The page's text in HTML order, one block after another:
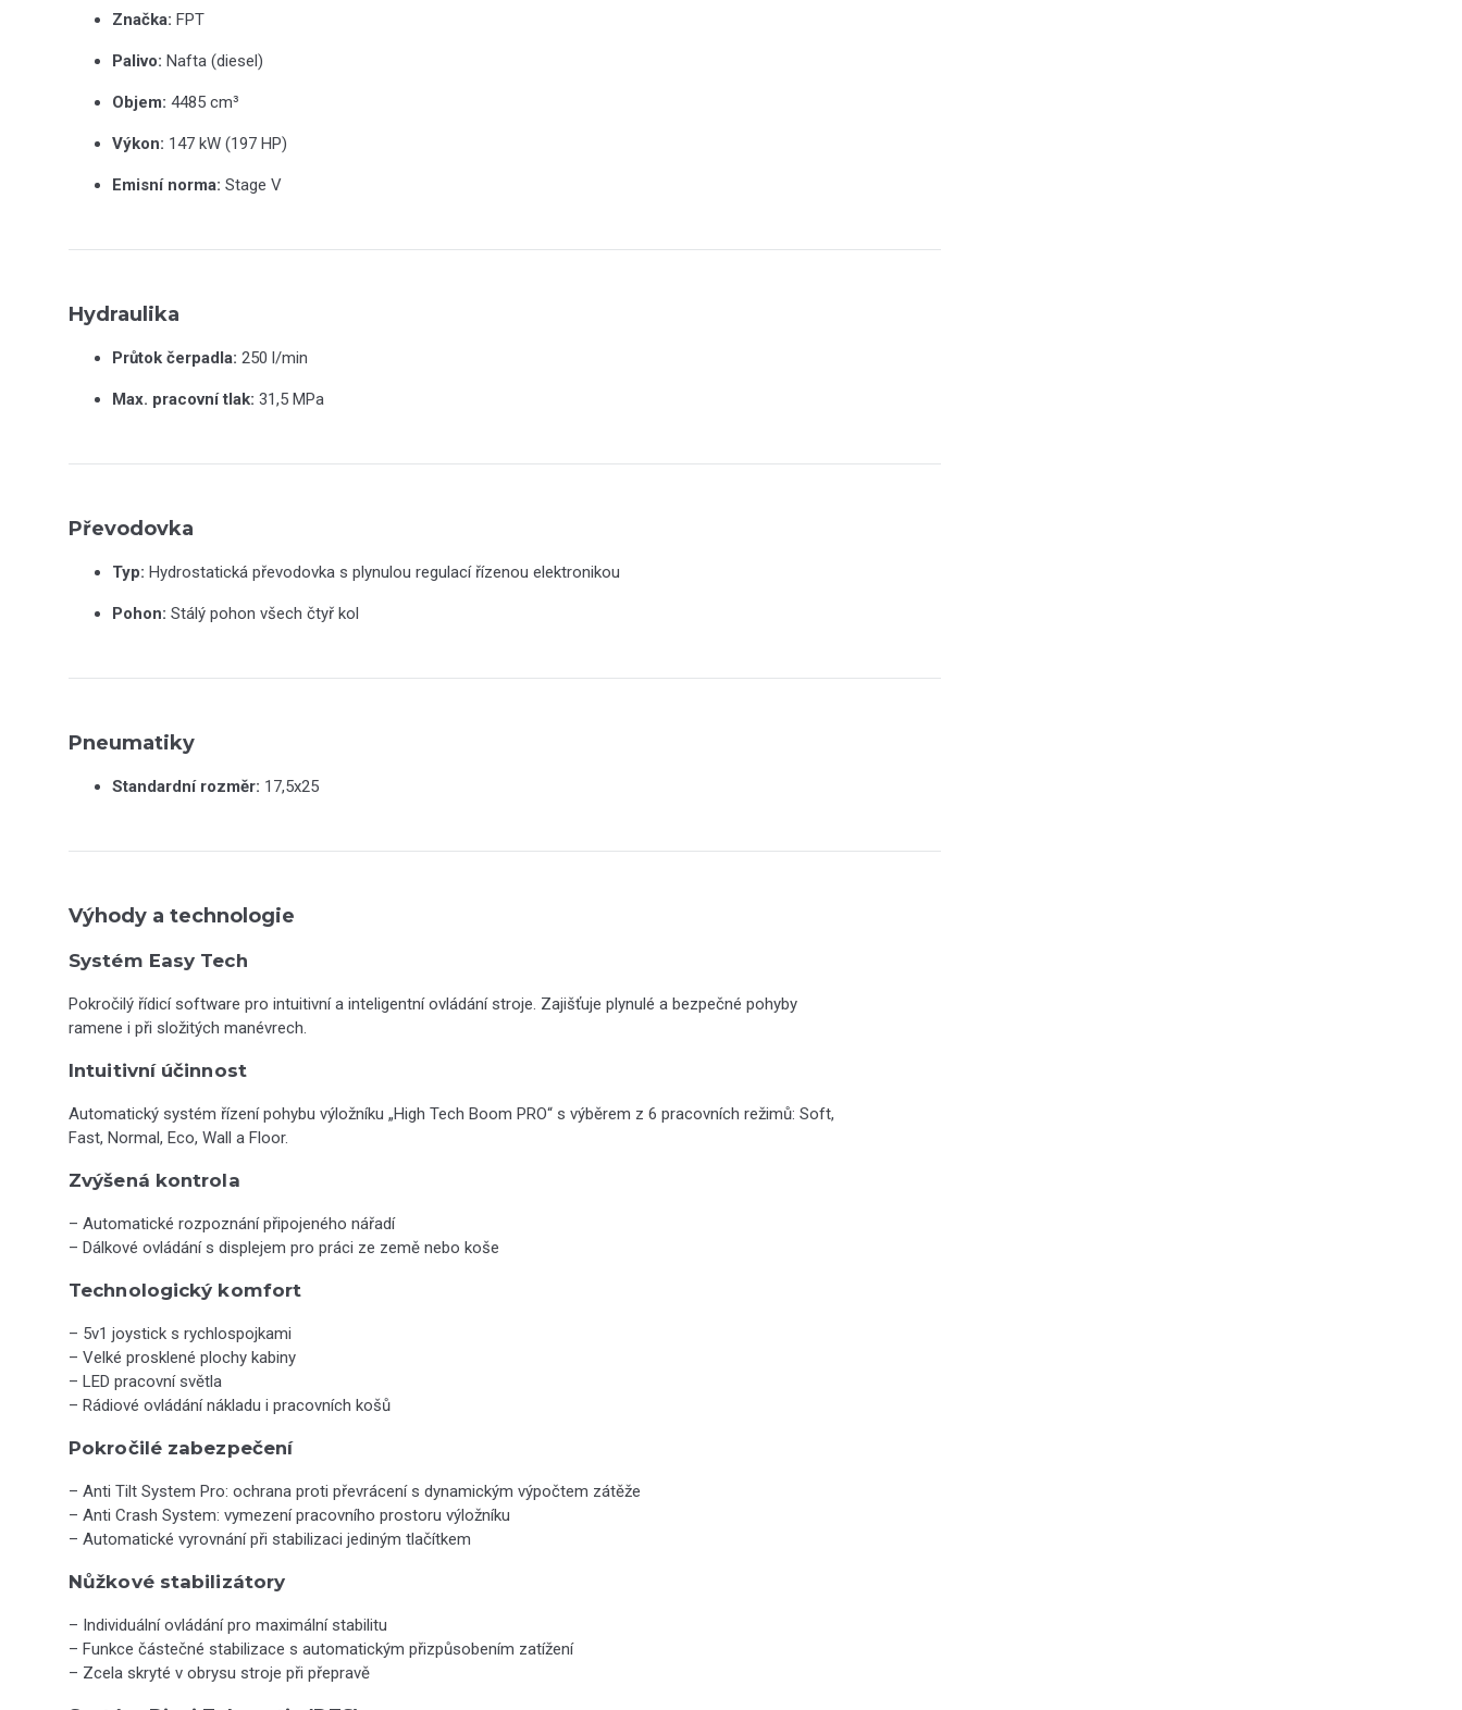
Značka: FPT
Palivo: Nafta (diesel)
Objem: 4485 cm³
Výkon: 147 kW (197 HP)
Emisní norma: Stage V
Hydraulika
Průtok čerpadla: 250 l/min
Max. pracovní tlak: 31,5 MPa
Převodovka
Typ: Hydrostatická převodovka s plynulou regulací řízenou elektronikou
Pohon: Stálý pohon všech čtyř kol
Pneumatiky
Standardní rozměr: 17,5x25
Výhody a technologie
Systém Easy Tech
Pokročilý řídicí software pro intuitivní a inteligentní ovládání stroje. Zajišťuje plynulé a bezpečné pohyby
ramene i při složitých manévrech.
Intuitivní účinnost
Automatický systém řízení pohybu výložníku „High Tech Boom PRO“ s výběrem z 6 pracovních režimů: Soft,
Fast, Normal, Eco, Wall a Floor.
Zvýšená kontrola
– Automatické rozpoznání připojeného nářadí
– Dálkové ovládání s displejem pro práci ze země nebo koše
Technologický komfort
– 5v1 joystick s rychlospojkami
– Velké prosklené plochy kabiny
– LED pracovní světla
– Rádiové ovládání nákladu i pracovních košů
Pokročilé zabezpečení
– Anti Tilt System Pro: ochrana proti převrácení s dynamickým výpočtem zátěže
– Anti Crash System: vymezení pracovního prostoru výložníku
– Automatické vyrovnání při stabilizaci jediným tlačítkem
Nůžkové stabilizátory
– Individuální ovládání pro maximální stabilitu
– Funkce částečné stabilizace s automatickým přizpůsobením zatížení
– Zcela skryté v obrysu stroje při přepravě